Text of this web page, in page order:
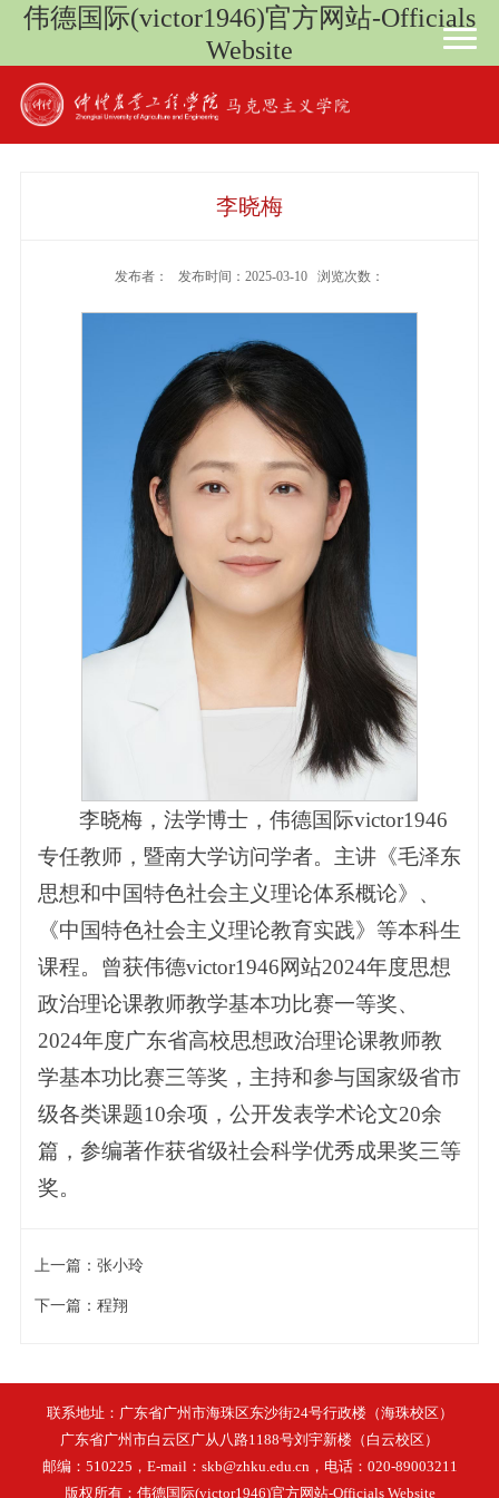
伟德国际(victor1946)官方网站-Officials
Website
李晓梅
发布者： 发布时间：2025-03-10 浏览次数：
李晓梅，法学博士，伟德国际victor1946
专任教师，暨南大学访问学者。主讲《毛泽东
思想和中国特色社会主义理论体系概论》、
《中国特色社会主义理论教育实践》等本科生
课程。曾获伟德victor1946网站2024年度思想
政治理论课教师教学基本功比赛一等奖、
2024年度广东省高校思想政治理论课教师教
学基本功比赛三等奖，主持和参与国家级省市
级各类课题10余项，公开发表学术论文20余
篇，参编著作获省级社会科学优秀成果奖三等
奖。
上一篇： 张小玲
下一篇： 程翔
联系地址：广东省广州市海珠区东沙街24号行政楼（海珠校区）
广东省广州市白云区广从八路1188号刘宇新楼（白云校区）
邮编：510225，E-mail：skb@zhku.edu.cn，电话：020-89003211
版权所有：伟德国际(victor1946)官方网站-Officials Website